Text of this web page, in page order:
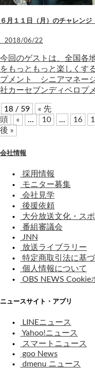
６月１１日（月）のチャレン
2018/06/22
今回のゲストは、全国各
をもっともっと楽しくす
プメント シニアマネー
社カーセブンディベロプ
18 / 59
« 先
頭
« ... 10 ... 16
後 »
会社情報
採用情報
モニター募集
会社見学
後援依頼
大分放送文化・ス
番組審議会
JNN
放送ライブラリー
特定商取引法に基
個人情報について
OBS NEWS Cookie
ニュースサイト・アプリ
LINEニュース
Yahoo!ニュース
スマートニュース
goo News
dmenu ニュース